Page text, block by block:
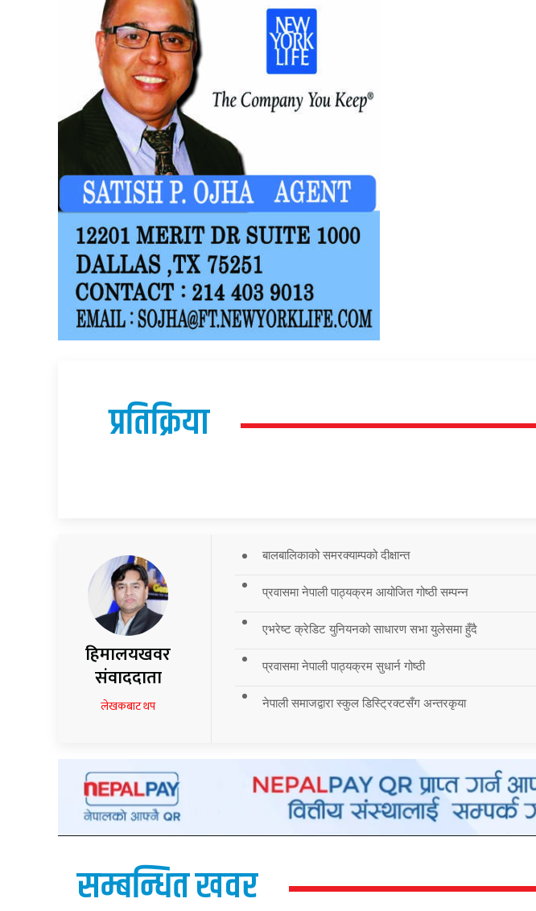
प्रतिक्रिया
हिमालयखवर
संवाददाता
लेखकबाट थप
बालबालिकाको समरक्याम्पको दीक्षान्त
प्रवासमा नेपाली पाठ्यक्रम आयोजित गोष्ठी सम्पन्न
एभरेष्ट क्रेडिट युनियनको साधारण सभा युलेसमा हुँदै
प्रवासमा नेपाली पाठ्यक्रम सुधार्न गोष्ठी
नेपाली समाजद्वारा स्कुल डिस्ट्रिक्टसँग अन्तरकृया
सम्बन्धित खवर